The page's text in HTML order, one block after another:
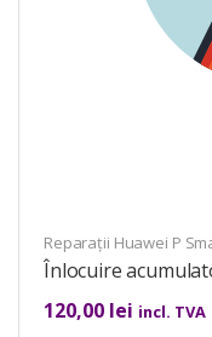
Reparații Huawei P
Înlocuire
120,00 lei incl. TVA